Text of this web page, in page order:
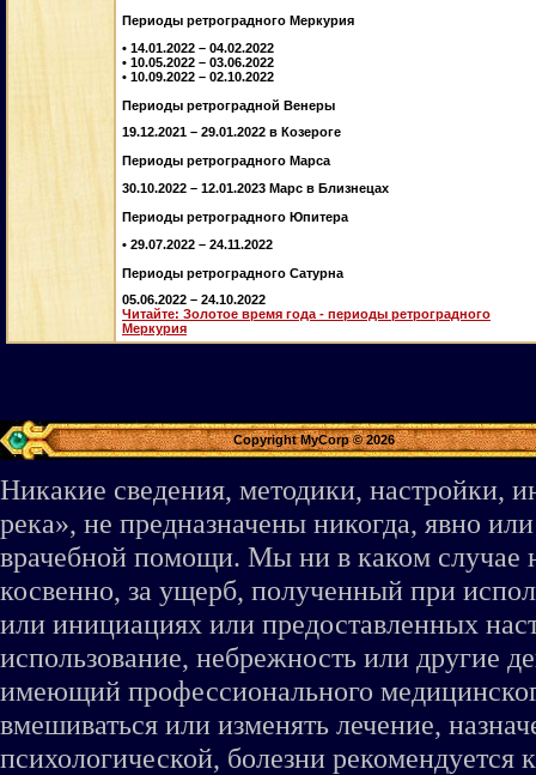
Периоды ретроградного Меркурия
• 14.01.2022 – 04.02.2022
• 10.05.2022 – 03.06.2022
• 10.09.2022 – 02.10.2022
Периоды ретроградной Венеры
19.12.2021 – 29.01.2022 в Козероге
Периоды ретроградного Марса
30.10.2022 – 12.01.2023 Марс в Близнецах
Периоды ретроградного Юпитера
• 29.07.2022 – 24.11.2022
Периоды ретроградного Сатурна
05.06.2022 – 24.10.2022
Читайте: Золотое время года - периоды ретроградного
Меркурия
Copyright MyCorp © 2026
Никакие сведения, методики, настройки,
река», не предназначены никогда, явно
врачебной помощи. Мы ни в каком случае
косвенно, за ущерб, полученный при
или инициациях или предоставленных
использование, небрежность или другие
имеющий профессионального
вмешиваться или изменять лечение,
психологической, болезни рекомендуется